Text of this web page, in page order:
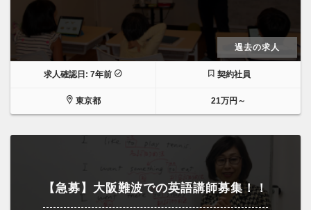
過去の求人
求人確認日: 7年前 契約社員
東京都 21万円～
【急募】大阪難波での英語講師募集！！